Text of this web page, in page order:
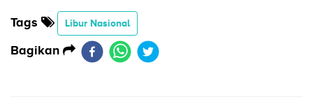
Tags Libur Nasional
Bagikan